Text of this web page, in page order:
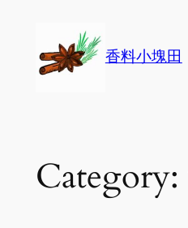
content
香料小塊田
Category: